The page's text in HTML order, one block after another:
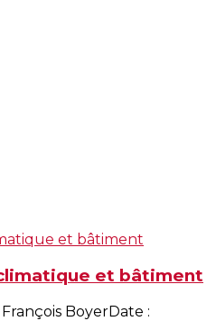
et bâtiment
BoyerDate :